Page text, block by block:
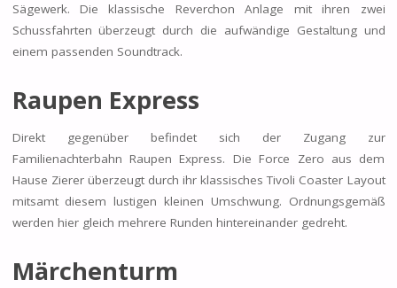
Sägewerk. Die klassische Reverchon Anlage mit ihren zwei
Schussfahrten überzeugt durch die aufwändige Gestaltung und
einem passenden Soundtrack.
Raupen Express
Direkt gegenüber befindet sich der Zugang zur
Familienachterbahn Raupen Express. Die Force Zero aus dem
Hause Zierer überzeugt durch ihr klassisches Tivoli Coaster Layout
mitsamt diesem lustigen kleinen Umschwung. Ordnungsgemäß
werden hier gleich mehrere Runden hintereinander gedreht.
Märchenturm